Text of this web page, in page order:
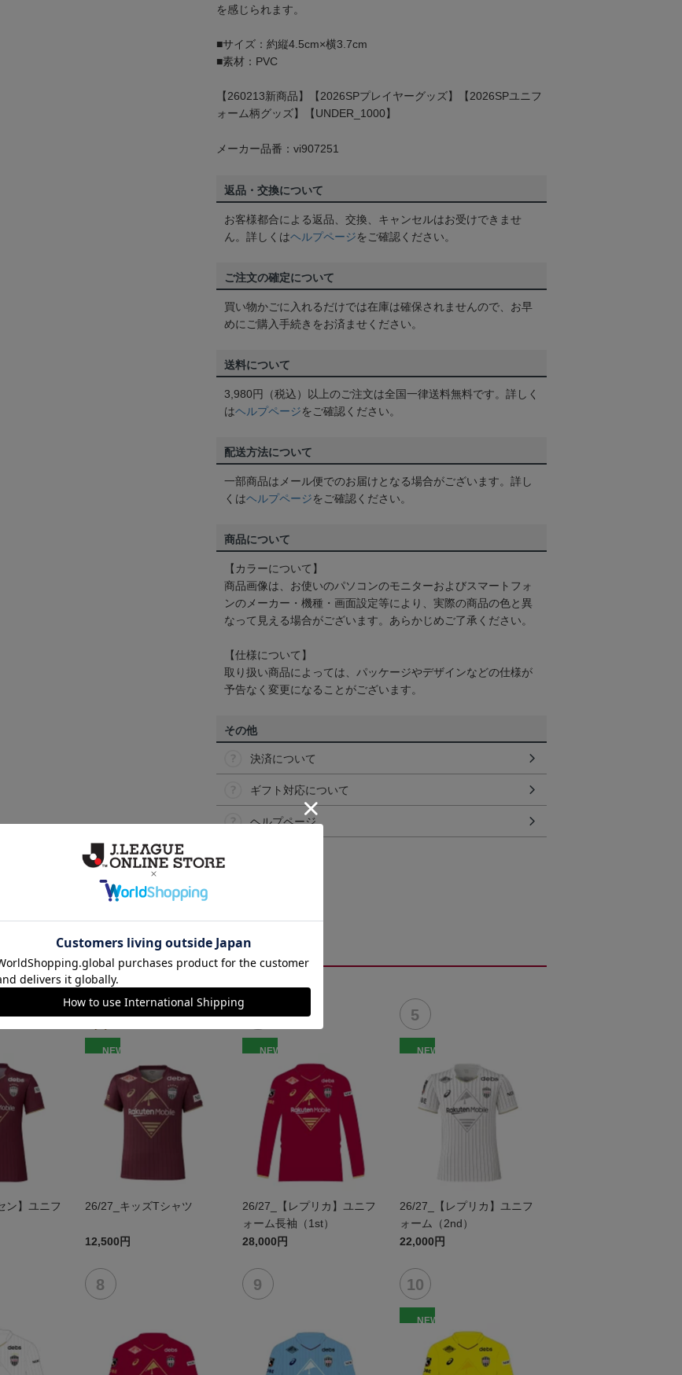
を感じられます。
■サイズ：約縦4.5cm×横3.7cm
■素材：PVC
【260213新商品】【2026SPプレイヤーグッズ】【2026SPユニフ
ォーム柄グッズ】【UNDER_1000】
メーカー品番：vi907251
返品・交換について
お客様都合による返品、交換、キャンセルはお受けできませ
ん。詳しくはヘルプページをご確認ください。
ご注文の確定について
買い物かごに入れるだけでは在庫は確保されませんので、お早
めにご購入手続きをお済ませください。
送料について
3,980円（税込）以上のご注文は全国一律送料無料です。詳しく
はヘルプページをご確認ください。
配送方法について
一部商品はメール便でのお届けとなる場合がございます。詳し
くはヘルプページをご確認ください。
商品について
【カラーについて】
商品画像は、お使いのパソコンのモニターおよびスマートフォ
ンのメーカー・機種・画面設定等により、実際の商品の色と異
なって見える場合がございます。あらかじめご了承ください。
【仕様について】
取り扱い商品によっては、パッケージやデザインなどの仕様が
予告なく変更になることがございます。
その他
決済について
ギフト対応について
ヘルプページ
ン】ユニフ
NEW
26/27_キッズTシャツ
12,500円
NEW
26/27_【レプリカ】ユニフ
ォーム長袖（1st）
28,000円
NEW
26/27_【レプリカ】ユニフ
ォーム（2nd）
22,000円
NEW